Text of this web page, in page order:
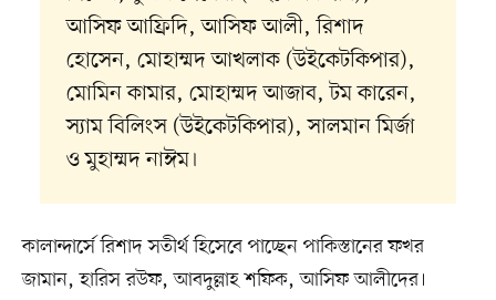
আসিফ আফ্রিদি, আসিফ আলী, রিশাদ
হোসেন, মোহাম্মদ আখলাক (উইকেটকিপার),
মোমিন কামার, মোহাম্মদ আজাব, টম কারেন,
স্যাম বিলিংস (উইকেটকিপার), সালমান মির্জা
ও মুহাম্মদ নাঈম।
কালান্দার্সে রিশাদ সতীর্থ হিসেবে পাচ্ছেন পাকিস্তানের ফখর
জামান, হারিস রউফ, আবদুল্লাহ শফিক, আসিফ আলীদের।